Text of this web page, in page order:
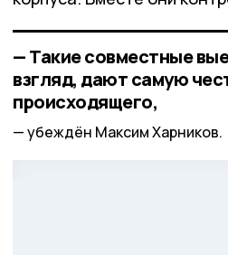
— Такие совместные
взгляд, дают самую
происходящего,
убеждён Максим Харников.